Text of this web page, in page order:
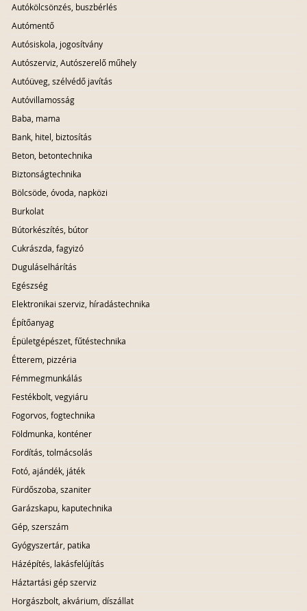
Autókölcsönzés, buszbérlés
Autómentő
Autósiskola, jogosítvány
Autószerviz, Autószerelő műhely
Autóüveg, szélvédő javítás
Autóvillamosság
Baba, mama
Bank, hitel, biztosítás
Beton, betontechnika
Biztonságtechnika
Bölcsöde, óvoda, napközi
Burkolat
Bútorkészítés, bútor
Cukrászda, fagyizó
Duguláselhárítás
Egészség
Elektronikai szerviz, híradástechnika
Építőanyag
Épületgépészet, fűtéstechnika
Étterem, pizzéria
Fémmegmunkálás
Festékbolt, vegyiáru
Fogorvos, fogtechnika
Földmunka, konténer
Fordítás, tolmácsolás
Fotó, ajándék, játék
Fürdőszoba, szaniter
Garázskapu, kaputechnika
Gép, szerszám
Gyógyszertár, patika
Házépítés, lakásfelújítás
Háztartási gép szerviz
Horgászbolt, akvárium, díszállat